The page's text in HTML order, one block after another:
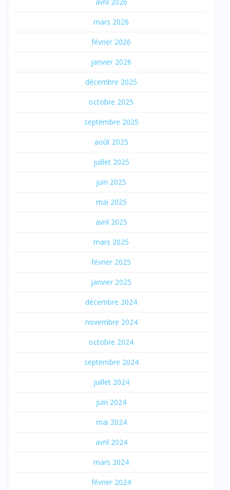
mars 2026
février 2026
janvier 2026
décembre 2025
octobre 2025
septembre 2025
août 2025
juillet 2025
juin 2025
mai 2025
avril 2025
mars 2025
février 2025
janvier 2025
décembre 2024
novembre 2024
octobre 2024
septembre 2024
juillet 2024
juin 2024
mai 2024
avril 2024
mars 2024
février 2024